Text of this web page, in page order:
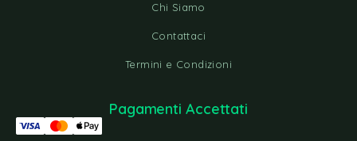
Chi Siamo
Contattaci
Termini e Condizioni
Pagamenti Accettati